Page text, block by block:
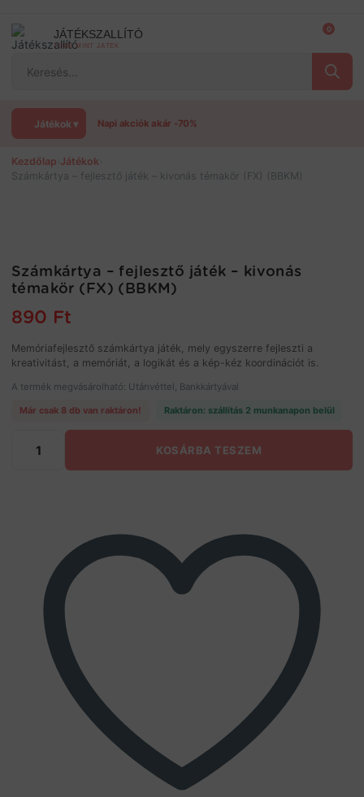
tartalomraJÁTÉKSZALLÍTÓ
TÖBB MINT JÁTÉK
search
0
Játékok ▾ Napi akciók akár -70%
Kezdőlap Játékok
Számkártya – fejlesztő játék – kivonás témakör (FX) (BBKM)
Számkártya – fejlesztő játék – kivonás
témakör (FX) (BBKM)
890 Ft
Memóriafejlesztő számkártya játék, mely egyszerre fejleszti a
kreativitást, a memóriát, a logikát és a kép-kéz koordinációt is.
A termék megvásárolható: Utánvéttel, Bankkártyával
Már csak 8 db van raktáron! Raktáron: szállítás 2 munkanapon belül
mennyiség
KOSÁRBA TESZEM